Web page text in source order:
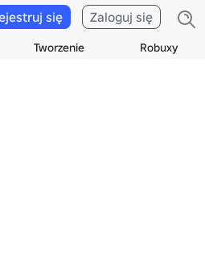
Tworzenie Robuxy
się Zaloguj się